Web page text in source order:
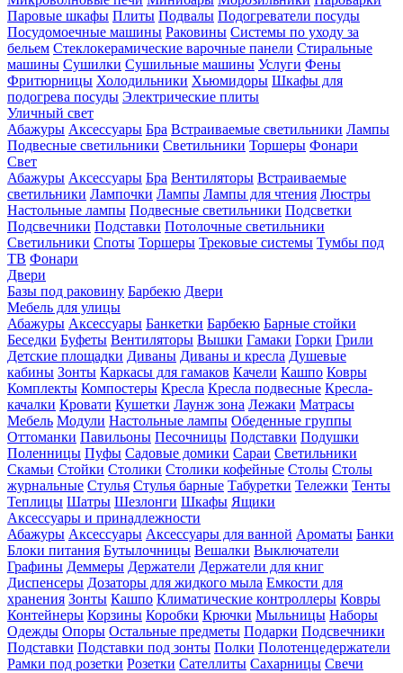
Паровые шкафы Плиты Подвалы Подогреватели посуды
Посудомоечные машины Раковины Системы по уходу за
бельем Стеклокерамические варочные панели Стиральные
машины Сушилки Сушильные машины Услуги Фены
Фритюрницы Холодильники Хьюмидоры Шкафы для
подогрева посуды Электрические плиты
Уличный свет
Абажуры Аксессуары Бра Встраиваемые светильники Лампы
Подвесные светильники Светильники Торшеры Фонари
Свет
Абажуры Аксессуары Бра Вентиляторы Встраиваемые
светильники Лампочки Лампы Лампы для чтения Люстры
Настольные лампы Подвесные светильники Подсветки
Подсвечники Подставки Потолочные светильники
Светильники Споты Торшеры Трековые системы Тумбы под
ТВ Фонари
Двери
Базы под раковину Барбекю Двери
Мебель для улицы
Абажуры Аксессуары Банкетки Барбекю Барные стойки
Беседки Буфеты Вентиляторы Вышки Гамаки Горки Грили
Детские площадки Диваны Диваны и кресла Душевые
кабины Зонты Каркасы для гамаков Качели Кашпо Ковры
Комплекты Компостеры Кресла Кресла подвесные Кресла-
качалки Кровати Кушетки Лаунж зона Лежаки Матрасы
Мебель Модули Настольные лампы Обеденные группы
Оттоманки Павильоны Песочницы Подставки Подушки
Поленницы Пуфы Садовые домики Сараи Светильники
Скамьи Стойки Столики Столики кофейные Столы Столы
журнальные Стулья Стулья барные Табуретки Тележки Тенты
Теплицы Шатры Шезлонги Шкафы Ящики
Аксессуары и принадлежности
Абажуры Аксессуары Аксессуары для ванной Ароматы Банки
Блоки питания Бутылочницы Вешалки Выключатели
Графины Деммеры Держатели Держатели для книг
Диспенсеры Дозаторы для жидкого мыла Емкости для
хранения Зонты Кашпо Климатические контроллеры Ковры
Контейнеры Корзины Коробки Крючки Мыльницы Наборы
Одежды Опоры Остальные предметы Подарки Подсвечники
Подставки Подставки под зонты Полки Полотенцедержатели
Рамки под розетки Розетки Сателлиты Сахарницы Свечи